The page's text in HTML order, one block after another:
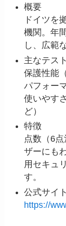
概要
ドイツを
機関。年
し、広範
主なテス
保護性能
パフォー
使いやす
ど）
特徴
点数（6
ザーにも
用セキュ
す。
公式サイト
https://